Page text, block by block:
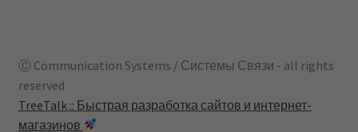
Ⓒ Communication Systems / Системы Связи - all rights
reserved
TreeTalk :: Быстрая разработка сайтов и интернет-
магазинов